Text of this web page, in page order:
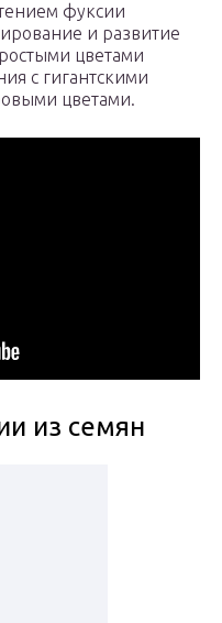
фуксии
и развитие
цветами
с гигантскими
цветами.
из семян